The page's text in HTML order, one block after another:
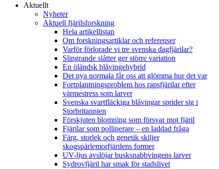
Aktuellt
Nyheter
Aktuell fjärilsforskning
Hela artikellistan
Om forskningsartiklar och referenser
Varför förlorade vi tre svenska dagfjärilar?
Slingrande slåtter ger större variation
En öländsk blåvingehybrid
Det nya normala får oss att glömma hur det var
Fortplantningsproblem hos rapsfjärilar efter
värmestress som larver
Svenska svartfläckiga blåvingar sprider sig i
Storbritannien
Förskjuten blomning som försvar mot fjäril
Fjärilar som pollinerare – en laddad fråga
Färg, storlek och genetik skiljer
skogspärlemorfjärilens former
UV-ljus avslöjar busksnabbvingens larver
Sydrovfjäril har smak för stadslivet